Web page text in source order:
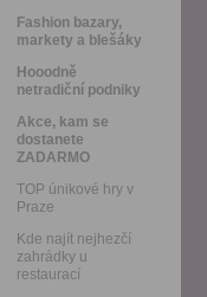
Fashion bazary,
markety a blešáky
Hooodně
netradiční podniky
Akce, kam se
dostanete
ZADARMO
TOP únikové hry v
Praze
Kde najít nejhezčí
zahrádky u
restaurací